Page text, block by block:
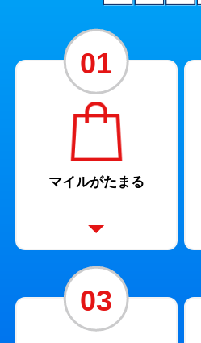
01
マイルがたまる
03